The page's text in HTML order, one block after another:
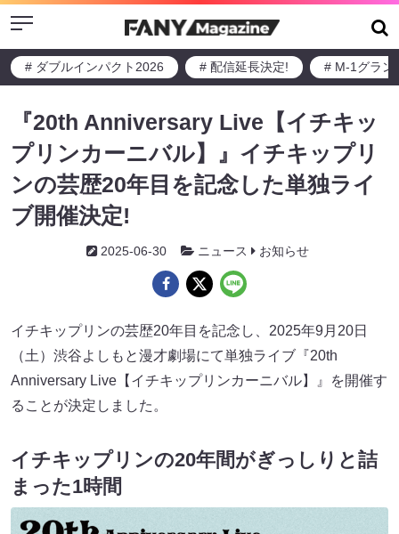
Menu
# ダブルインパクト2026 # 配信延長決定! # M-1グラン
『20th Anniversary Live【イチキッ
プリンカーニバル】』イチキップリ
ンの芸歴20年目を記念した単独ライ
ブ開催決定!
2025-06-30 ニュース お知らせ
イチキップリンの芸歴20年目を記念し、2025年9月20日
（土）渋谷よしもと漫才劇場にて単独ライブ『20th
Anniversary Live【イチキップリンカーニバル】』を開催す
ることが決定しました。
イチキップリンの20年間がぎっしりと詰
まった1時間